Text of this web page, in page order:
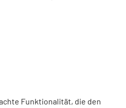
Funktionalität, die den